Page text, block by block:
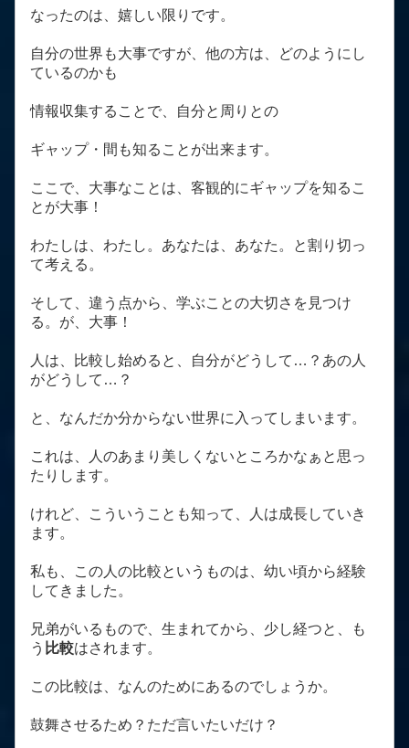
なったのは、嬉しい限りです。
自分の世界も大事ですが、他の方は、どのようにし
ているのかも
情報収集することで、自分と周りとの
ギャップ・間も知ることが出来ます。
ここで、大事なことは、客観的にギャップを知るこ
とが大事！
わたしは、わたし。あなたは、あなた。と割り切っ
て考える。
そして、違う点から、学ぶことの大切さを見つけ
る。が、大事！
人は、比較し始めると、自分がどうして…？あの人
がどうして…？
と、なんだか分からない世界に入ってしまいます。
これは、人のあまり美しくないところかなぁと思っ
たりします。
けれど、こういうことも知って、人は成長していき
ます。
私も、この人の比較というものは、幼い頃から経験
してきました。
兄弟がいるもので、生まれてから、少し経つと、も
う 比較はされます。
この比較は、なんのためにあるのでしょうか。
鼓舞させるため？ただ言いたいだけ？